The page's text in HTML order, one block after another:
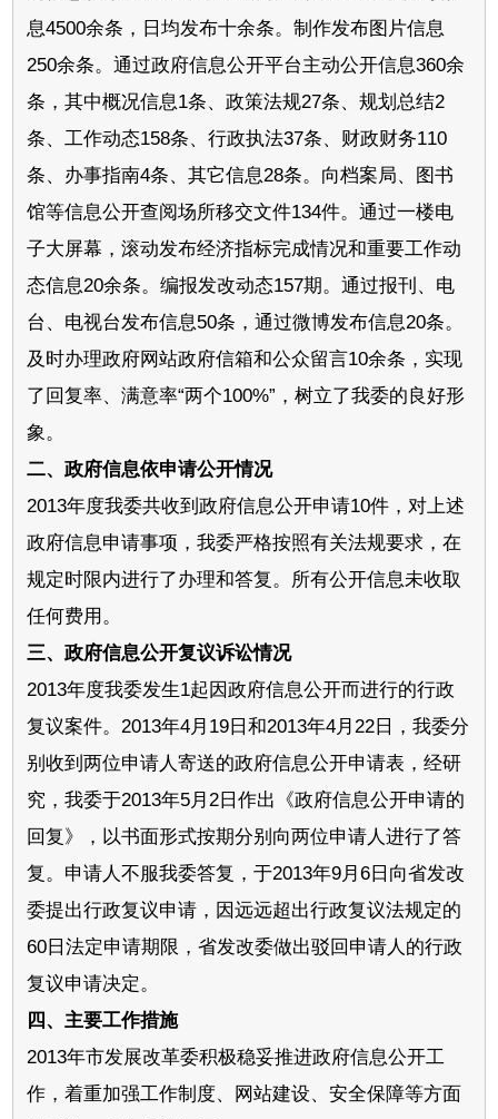
息4500余条，日均发布十余条。制作发布图片信息
250余条。通过政府信息公开平台主动公开信息360余
条，其中概况信息1条、政策法规27条、规划总结2
条、工作动态158条、行政执法37条、财政财务110
条、办事指南4条、其它信息28条。向档案局、图书
馆等信息公开查阅场所移交文件134件。通过一楼电
子大屏幕，滚动发布经济指标完成情况和重要工作动
态信息20余条。编报发改动态157期。通过报刊、电
台、电视台发布信息50条，通过微博发布信息20条。
及时办理政府网站政府信箱和公众留言10余条，实现
了回复率、满意率“两个100%”，树立了我委的良好形
象。
二、政府信息依申请公开情况
2013年度我委共收到政府信息公开申请10件，对上述
政府信息申请事项，我委严格按照有关法规要求，在
规定时限内进行了办理和答复。所有公开信息未收取
任何费用。
三、政府信息公开复议诉讼情况
2013年度我委发生1起因政府信息公开而进行的行政
复议案件。2013年4月19日和2013年4月22日，我委分
别收到两位申请人寄送的政府信息公开申请表，经研
究，我委于2013年5月2日作出《政府信息公开申请的
回复》，以书面形式按期分别向两位申请人进行了答
复。申请人不服我委答复，于2013年9月6日向省发改
委提出行政复议申请，因远远超出行政复议法规定的
60日法定申请期限，省发改委做出驳回申请人的行政
复议申请决定。
四、主要工作措施
2013年市发展改革委积极稳妥推进政府信息公开工
作，着重加强工作制度、网站建设、安全保障等方面